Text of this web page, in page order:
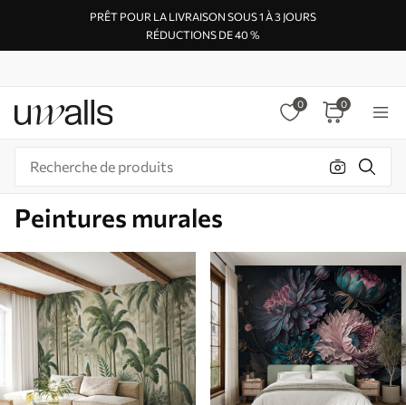
PRÊT POUR LA LIVRAISON SOUS 1 À 3 JOURS
RÉDUCTIONS DE 40 %
0 0
Peintures murales